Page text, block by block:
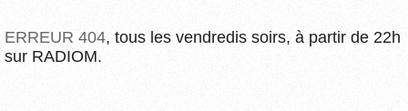
ERREUR 404, tous les vendredis soirs, à partir de 22h
sur RADIOM.